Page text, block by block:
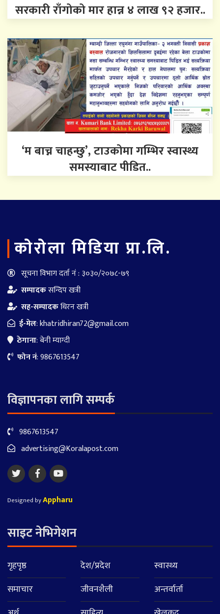
सरकारी राँगोको मार हान्न ४ लाख ९२ हजार..
‘म बाच्न चाहन्छु’, टाउकोमा गम्भिर स्वास्थ्य
समस्याबाट पीडित..
काेराेला मिडिया प्रा.लि.
सूचना विभाग दर्ता नं : ३०३०/२०७८-७९
सम्पादकसन्दिप खत्री
सह-सम्पादकधिरन खत्री
ई-मेल:khatridhiran72@gmail.com
ठेगाना: बेनी म्याग्दी
फोन नं: 9867613547
विज्ञापनका लागि सम्पर्क
9867613547
advertising@Koralapost.com
Designed byAppharu
साइट नेभिगेशन
गृहपृष्ठ
समाचार
देश/प्रदेश
जीवनशैली
स्वास्थ्य
अन्तर्वार्ता